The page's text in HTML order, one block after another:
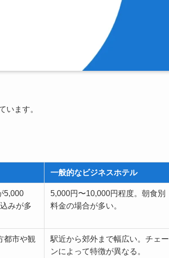
います。
一般的なビジネスホテル
5,000
みが多
5,000円〜10,000円程度。朝食別
料金の場合が多い。
都市や観
駅近から郊外まで幅広い。チェー
ンによって特徴が異なる。